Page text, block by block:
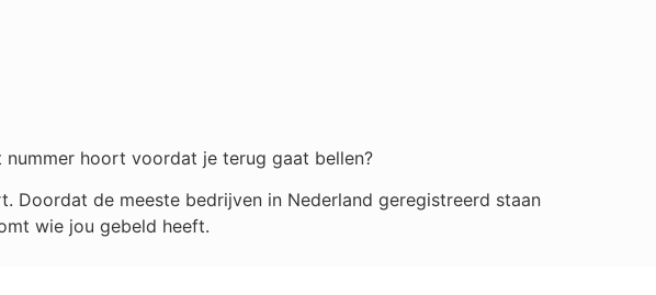
hoort voordat je terug gaat bellen?
Doordat de meeste bedrijven in Nederland geregistreerd staan
wie jou gebeld heeft.